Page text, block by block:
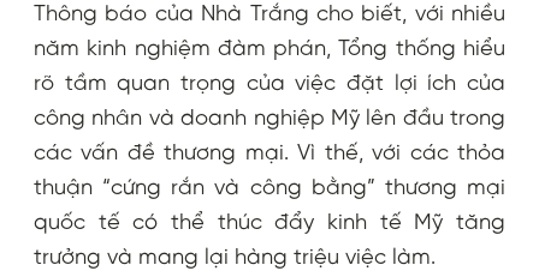
Thông báo của Nhà Trắng cho biết, với nhiều
năm kinh nghiệm đàm phán, Tổng thống hiểu
rõ tầm quan trọng của việc đặt lợi ích của
công nhân và doanh nghiệp Mỹ lên đầu trong
các vấn đề thương mại. Vì thế, với các thỏa
thuận “cứng rắn và công bằng” thương mại
quốc tế có thể thúc đẩy kinh tế Mỹ tăng
trưởng và mang lại hàng triệu việc làm.